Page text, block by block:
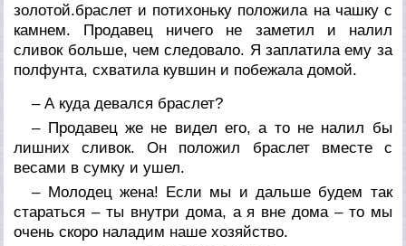
золотой.браслет и потихоньку положила на чашку с
камнем. Продавец ничего не заметил и налил
сливок больше, чем следовало. Я заплатила ему за
полфунта, схватила кувшин и побежала домой.
– А куда девался браслет?
– Продавец же не видел его, а то не налил бы
лишних сливок. Он положил браслет вместе с
весами в сумку и ушел.
– Молодец жена! Если мы и дальше будем так
стараться – ты внутри дома, а я вне дома – то мы
очень скоро наладим наше хозяйство.